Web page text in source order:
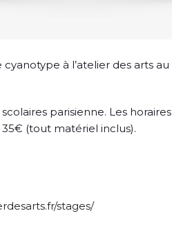
à l’atelier des arts au
parisienne. Les horaires
(tout matériel inclus).
stages/